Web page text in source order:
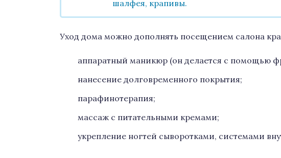
шалфея, крапивы.
Уход дома можно дополнять посещением салона
аппаратный маникюр (он делается с помощью
нанесение долговременного покрытия;
парафинотерапия;
массаж с питательными кремами;
укрепление ногтей сыворотками, системами